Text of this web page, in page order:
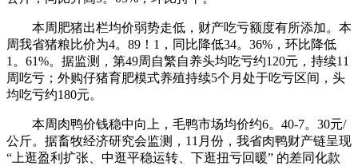
本周肥猪出栏均价弱势走低，财产吃亏额度有所添加。本
周我省猪粮比价为4。89！1，同比降低34。36%，环比降低
1。61%。据监测，第49周自繁自养头均吃亏约120元，持续11
周吃亏；外购仔猪育肥模式养殖持续5个月处于吃亏区间，头
均吃亏约180元。
本周肉鸭价钱稳中向上，毛鸭市场均价约6。40-7。30元/
公斤。据畜牧经济研究会监测，11月份，我省肉鸭财产链呈现
“上逛盈利扩张、中逛平稳运转、下逛扭亏回暖” 的差同化款